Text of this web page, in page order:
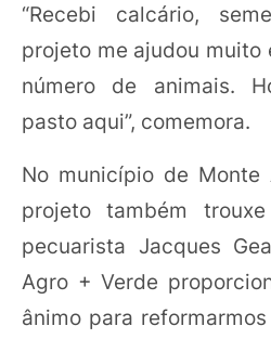
“Recebi calcário,
projeto me ajudou muito
número de animais.
pasto aqui”, comemora.
No município de
projeto também
pecuarista Jacques
Agro + Verde
ânimo para